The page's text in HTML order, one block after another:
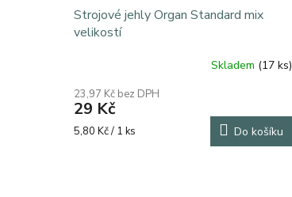
Strojové jehly Organ Standard mix
velikostí
Skladem (17 ks)
23,97 Kč bez DPH
29 Kč
Měrná
5,80 Kč / 1 ks Do košíku